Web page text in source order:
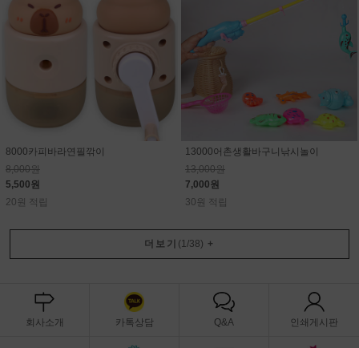
8000카피바라연필깎이
8,000원
5,500원
20원 적립
13000어촌생활바구니낚시놀이
13,000원
7,000원
30원 적립
더보기 (1/38) +
회사소개 카톡상담 Q&A 인쇄게시판